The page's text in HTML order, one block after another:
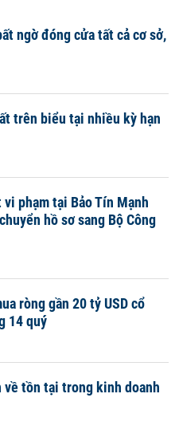
ngờ đóng cửa tất cả cơ sở,
trên biểu tại nhiều kỳ hạn
phạm tại Bảo Tín Mạnh
hồ sơ sang Bộ Công
ròng gần 20 tỷ USD cổ
14 quý
tồn tại trong kinh doanh